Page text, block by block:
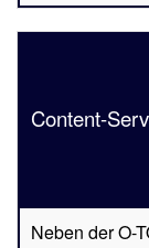
Content-
Neben der O-